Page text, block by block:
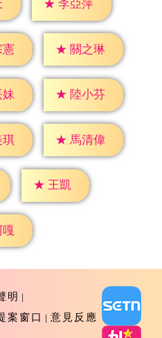
★ 李亞萍
憲 ★ 關之琳
妹 ★ 陸小芬
琪 ★ 馬清偉
★ 王凱
嘎
明
案窗口 意見反應